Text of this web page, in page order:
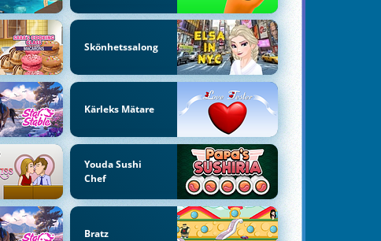
Skönhetssalong
Kärleks Mätare
Youda Sushi
Chef
Bratz